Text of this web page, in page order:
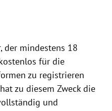
der mindestens 18
für die
zu registrieren
zu diesem Zweck die
und